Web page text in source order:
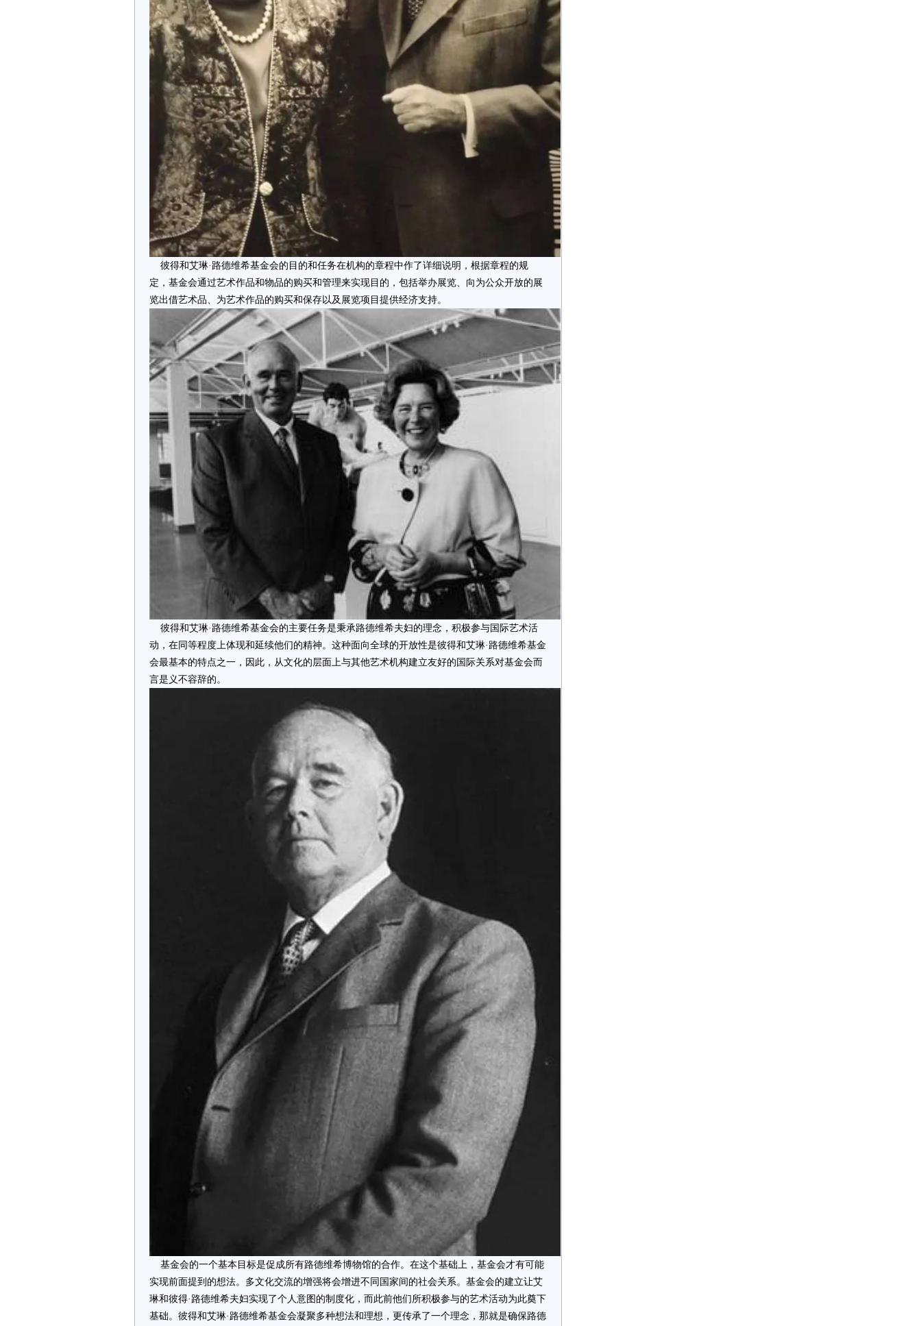
彼得和艾琳·路德维希基金会的目的和任务在机构的章程中作了详细说明，根据章程的规
定，基金会通过艺术作品和物品的购买和管理来实现目的，包括举办展览、向为公众开放的展
览出借艺术品、为艺术作品的购买和保存以及展览项目提供经济支持。
彼得和艾琳·路德维希基金会的主要任务是秉承路德维希夫妇的理念，积极参与国际艺术活
动，在同等程度上体现和延续他们的精神。这种面向全球的开放性是彼得和艾琳·路德维希基金
会最基本的特点之一，因此，从文化的层面上与其他艺术机构建立友好的国际关系对基金会而
言是义不容辞的。
基金会的一个基本目标是促成所有路德维希博物馆的合作。在这个基础上，基金会才有可能
实现前面提到的想法。多文化交流的增强将会增进不同国家间的社会关系。基金会的建立让艾
琳和彼得·路德维希夫妇实现了个人意图的制度化，而此前他们所积极参与的艺术活动为此奠下
基础。彼得和艾琳·路德维希基金会凝聚多种想法和理想，更传承了一个理念，那就是确保路德